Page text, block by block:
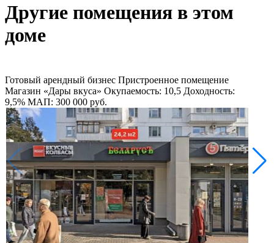
Другие помещения в этом
доме
Готовый арендный бизнес Пристроенное помещение
Магазин «Дары вкуса» Окупаемость: 10,5 Доходность:
9,5% МАП: 300 000 руб.